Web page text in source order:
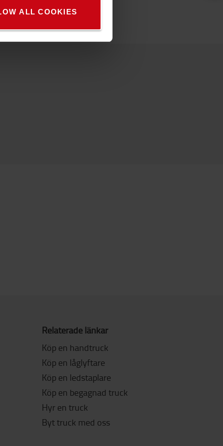
ALL COOKIES
Relaterade länkar
Köp en handtruck
Köp en låglyftare
Köp en ledstaplare
Köp en begagnad truck
Hyr en truck
Byt truck med oss